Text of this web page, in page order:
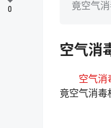
竟空气
空气消
空气消
竟空气消毒
0